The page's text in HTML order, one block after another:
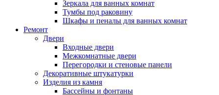
Зеркала для ванных комнат
Тумбы под раковину
Шкафы и пеналы для ванных комнат
Ремонт
Двери
Входные двери
Межкомнатные двери
Перегородки и стеновые панели
Декоративные штукатурки
Изделия из камня
Бассейны и фонтаны